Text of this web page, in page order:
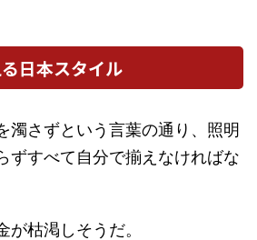
日本スタイル
濁さずという言葉の通り、照明
ずすべて自分で揃えなければな
が枯渇しそうだ。